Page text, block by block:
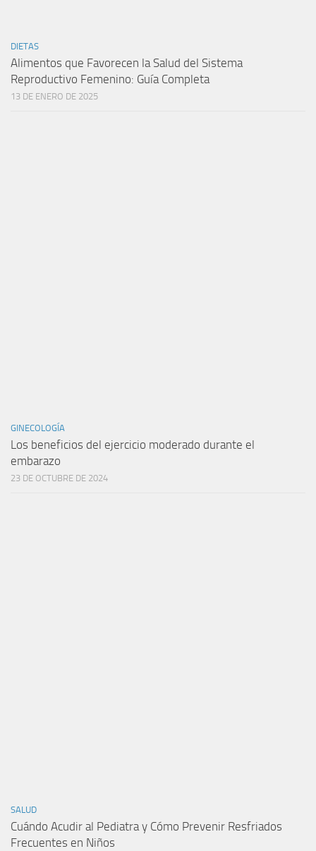
DIETAS
Alimentos que Favorecen la Salud del Sistema
Reproductivo Femenino: Guía Completa
13 DE ENERO DE 2025
GINECOLOGÍA
Los beneficios del ejercicio moderado durante el
embarazo
23 DE OCTUBRE DE 2024
SALUD
Cuándo Acudir al Pediatra y Cómo Prevenir Resfriados
Frecuentes en Niños